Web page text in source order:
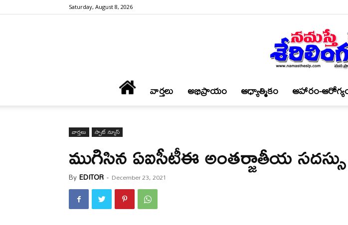
Saturday, August 8, 2026
వార్త‌లు అభిప్రాయం ఆధ్యాత్మికం ఆహారం-
వార్త‌లు స్పాట్ న్యూస్
ముగిసిన‌ ఏఐసీటీఈ అంతర్జాతీయ సదస్సు
ByEDITOR - December 23, 2021